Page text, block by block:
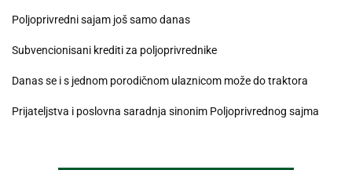
Poljoprivredni sajam još samo danas
Subvencionisani krediti za poljoprivrednike
Danas se i s jednom porodičnom ulaznicom može do traktora
Prijateljstva i poslovna saradnja sinonim Poljoprivrednog sajma